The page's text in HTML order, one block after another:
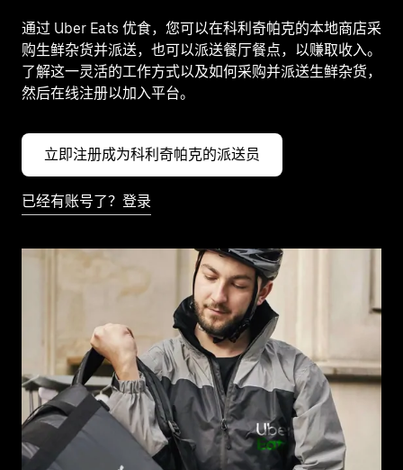
通过 Uber Eats 优食，您可以在科利奇帕克的本地商店采
购生鲜杂货并派送，也可以派送餐厅餐点，以赚取收入。
了解这一灵活的工作方式以及如何采购并派送生鲜杂货，
然后在线注册以加入平台。
立即注册成为科利奇帕克的派送员
已经有账号了？登录